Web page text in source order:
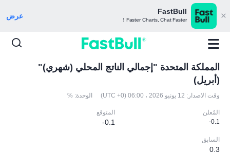
FastBull
Faster Charts, Chat Faster！ عرض
المملكة المتحدة "إجمالي الناتج المحلي (شهري)"
(أبريل)
وقت الاصدار: 12 يونيو 2026 ، 06:00 (UTC +0) الوحدة: %
المُعلن
-0.1
المتوقع
-0.1
السابق
0.3